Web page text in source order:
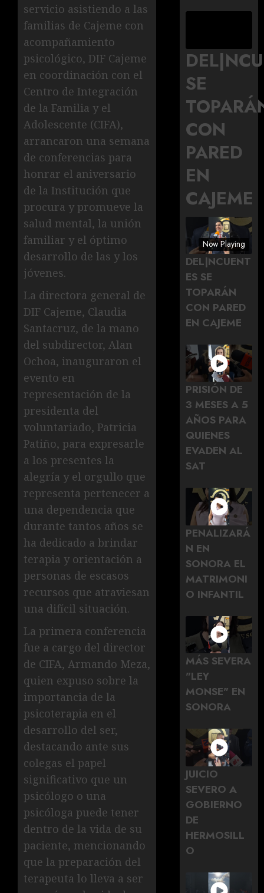
servicio asistiendo a las
familias de Cajeme con
acompañamiento
psicológico, DIF Cajeme
en coordinación con el
Centro de Integración
de la Familia y el
Adolescente (CIFA),
arrancaron una semana
de conferencias para
honrar el aniversario
de la Institución que
procura y promueve la
salud mental, la unión
familiar y el óptimo
desarrollo de las y los
jóvenes.
La directora general de
DIF Cajeme, Claudia
Santacruz, de la mano
del subdirector, Alan
Ochoa, inauguraron el
evento en
representación de la
presidenta del
voluntariado, Patricia
Patiño, para expresarle
a los presentes la
alegría y el orgullo que
representa pertenecer a
una dependencia que
durante tantos años se
ha dedicado a brindar
terapia y orientación a
personas de escasos
recursos que atraviesan
una difícil situación.
La primera conferencia
fue a cargo del director
de CIFA, Armando Meza,
quien expuso sobre la
importancia de la
psicoterapia en el
desarrollo del ser,
destacando ante sus
colegas el papel
significativo que un
psicólogo o una
psicóloga puede tener
dentro de la vida de su
paciente, mencionando
que la preparación del
terapeuta lo lleva a ser
SE
CON
PARED
EN
CAJEME
Now Playing
DEL|NCUENT
ES SE
TOPARÁN
CON PARED
EN CAJEME
PRISIÓN DE
3 MESES A 5
AÑOS PARA
QUIENES
EVADEN AL
SAT
PENALIZARÁ
N EN
SONORA EL
MATRIMONI
O INFANTIL
MÁS SEVERA
"LEY
MONSE" EN
SONORA
JUICIO
SEVERO A
GOBIERNO
DE
HERMOSILL
O